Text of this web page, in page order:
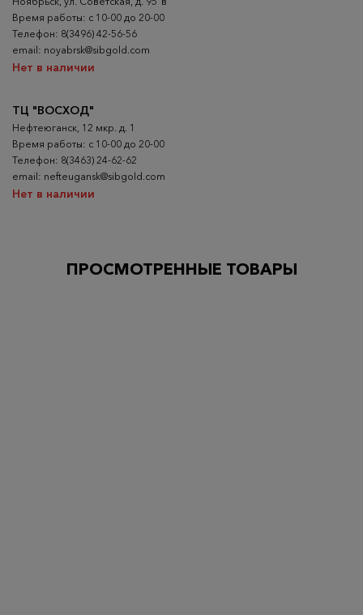
Время работы: с 10-00 до 20-00
Телефон: 8(3496) 42-56-56
email: noyabrsk@sibgold.com
Нет в наличии
ТЦ "ВОСХОД"
Нефтеюганск, 12 мкр. д. 1
Время работы: с 10-00 до 20-00
Телефон: 8(3463) 24-62-62
email: nefteugansk@sibgold.com
Нет в наличии
ПРОСМОТРЕННЫЕ ТОВАРЫ